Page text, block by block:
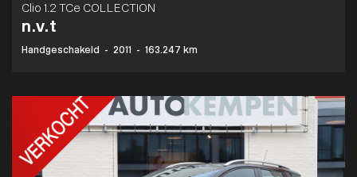
Clio 1.2 TCe COLLECTION
n.v.t
Handgeschakeld - 2011 - 163.247 km